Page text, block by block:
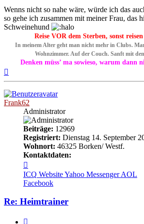
Wenns nicht so nahe wäre, würde ich das
so gehe ich zusammen mit meiner Frau, das
Schweinehund
Reise VOR dem Sterben, sonst
In meinem Alter geht man nicht mehr in Clubs.
Wohnzimmer. Auf der Couch. Sanft mit
Denken müss’ ma sowieso, warum dann
Frank62
Administrator
Beiträge: 12969
Registriert: Dienstag 14. September
Wohnort: 46325 Borken/ Westf.
Kontaktdaten:
von
Frank62
ICQ WebsiteYahoo Messenger AOL
Facebook
Re: Heimtrainer